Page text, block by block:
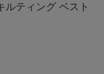
ルティング ベスト